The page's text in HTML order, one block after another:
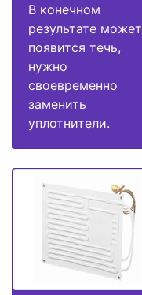
В конечном
результате может
появится течь,
нужно
своевременно
заменить
уплотнители.